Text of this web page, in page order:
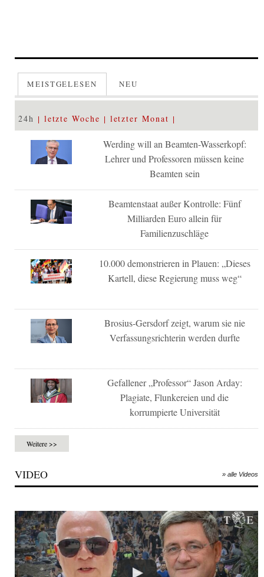
MEISTGELESEN NEU
24h letzte Woche letzter Monat
Werding will an Beamten-Wasserkopf:
Lehrer und Professoren müssen keine
Beamten sein
Beamtenstaat außer Kontrolle: Fünf
Milliarden Euro allein für
Familienzuschläge
10.000 demonstrieren in Plauen: „Dieses
Kartell, diese Regierung muss weg“
Brosius-Gersdorf zeigt, warum sie nie
Verfassungsrichterin werden durfte
Gefallener „Professor“ Jason Arday:
Plagiate, Flunkereien und die
korrumpierte Universität
Weitere >>
VIDEO » alle Videos